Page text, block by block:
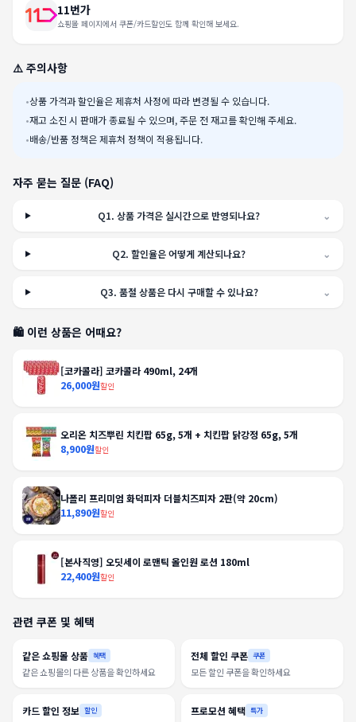
11번가
쇼핑몰 페이지에서 쿠폰/카드할인도 함께 확인해 보세요.
⚠️ 주의사항
•상품 가격과 할인율은 제휴처 사정에 따라 변경될 수 있습니다.
•재고 소진 시 판매가 종료될 수 있으며, 주문 전 재고를 확인해 주세요.
•배송/반품 정책은 제휴처 정책이 적용됩니다.
자주 묻는 질문 (FAQ)
Q1.상품 가격은 실시간으로 반영되나요? ⌄
Q2.할인율은 어떻게 계산되나요? ⌄
Q3. 품절 상품은 다시 구매할 수 있나요? ⌄
🛍️ 이런 상품은 어때요?
[코카콜라] 코카콜라 490ml, 24개
26,000원할인
오리온 치즈뿌린 치킨팝 65g, 5개 + 치킨팝 닭강정 65g, 5개
8,900원할인
나폴리 프리미엄 화덕피자 더블치즈피자 2판(약 20cm)
11,890원할인
[본사직영] 오딧세이 로맨틱 올인원 로션 180ml
22,400원할인
관련 쿠폰 및 혜택
같은 쇼핑몰 상품 혜택
같은 쇼핑몰의 다른 상품을 확인하세요
전체 할인 쿠폰 쿠폰
모든 할인 쿠폰을 확인하세요
카드 할인 정보 할인 프로모션 혜택 특가